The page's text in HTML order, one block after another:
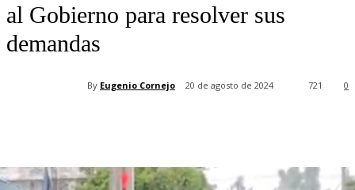
al Gobierno para resolver sus
demandas
By Eugenio Cornejo 20 de agosto de 2024 0
721